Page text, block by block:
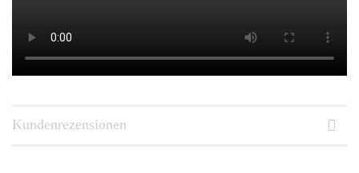
Kundenrezensionen